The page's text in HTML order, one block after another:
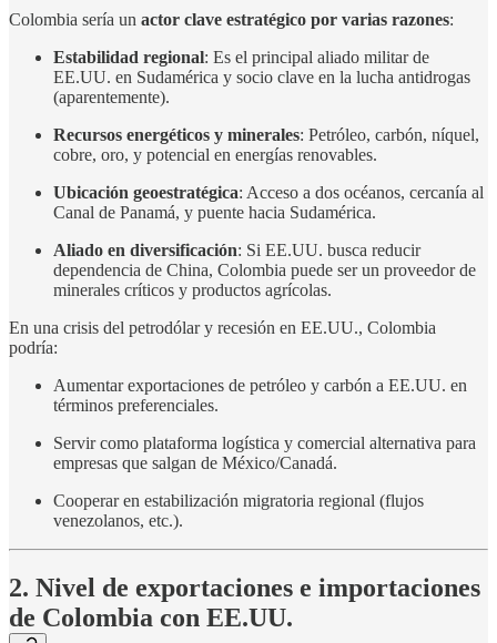
Colombia sería un actor clave estratégico por varias razones:
Estabilidad regional: Es el principal aliado militar de
EE.UU. en Sudamérica y socio clave en la lucha antidrogas
(aparentemente).
Recursos energéticos y minerales: Petróleo, carbón, níquel,
cobre, oro, y potencial en energías renovables.
Ubicación geoestratégica: Acceso a dos océanos, cercanía al
Canal de Panamá, y puente hacia Sudamérica.
Aliado en diversificación: Si EE.UU. busca reducir
dependencia de China, Colombia puede ser un proveedor de
minerales críticos y productos agrícolas.
En una crisis del petrodólar y recesión en EE.UU., Colombia
podría:
Aumentar exportaciones de petróleo y carbón a EE.UU. en
términos preferenciales.
Servir como plataforma logística y comercial alternativa para
empresas que salgan de México/Canadá.
Cooperar en estabilización migratoria regional (flujos
venezolanos, etc.).
2. Nivel de exportaciones e importaciones
de Colombia con EE.UU.